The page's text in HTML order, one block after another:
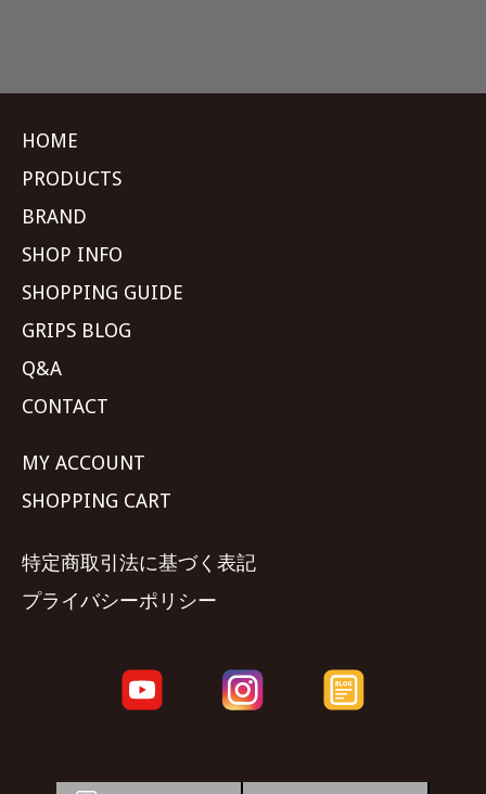
HOME
PRODUCTS
BRAND
SHOP INFO
SHOPPING GUIDE
GRIPS BLOG
Q&A
CONTACT
MY ACCOUNT
SHOPPING CART
特定商取引法に基づく表記
プライバシーポリシー